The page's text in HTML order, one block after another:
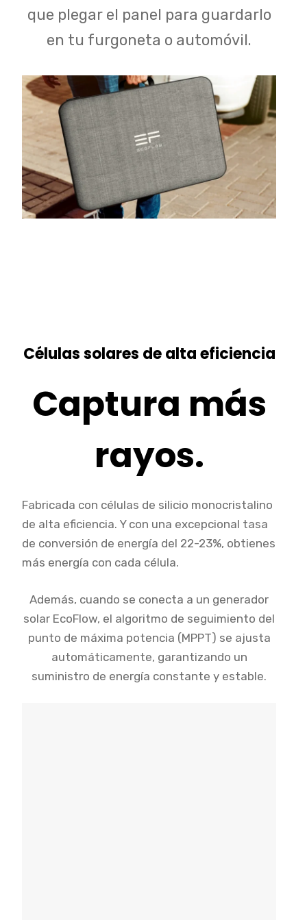
que plegar el panel para guardarlo
en tu furgoneta o automóvil.
Células solares de alta eficiencia
Captura más
rayos.
Fabricada con células de silicio monocristalino
de alta eficiencia. Y con una excepcional tasa
de conversión de energía del 22-23%, obtienes
más energía con cada célula.
Además, cuando se conecta a un generador
solar EcoFlow, el algoritmo de seguimiento del
punto de máxima potencia (MPPT) se ajusta
automáticamente, garantizando un
suministro de energía constante y estable.